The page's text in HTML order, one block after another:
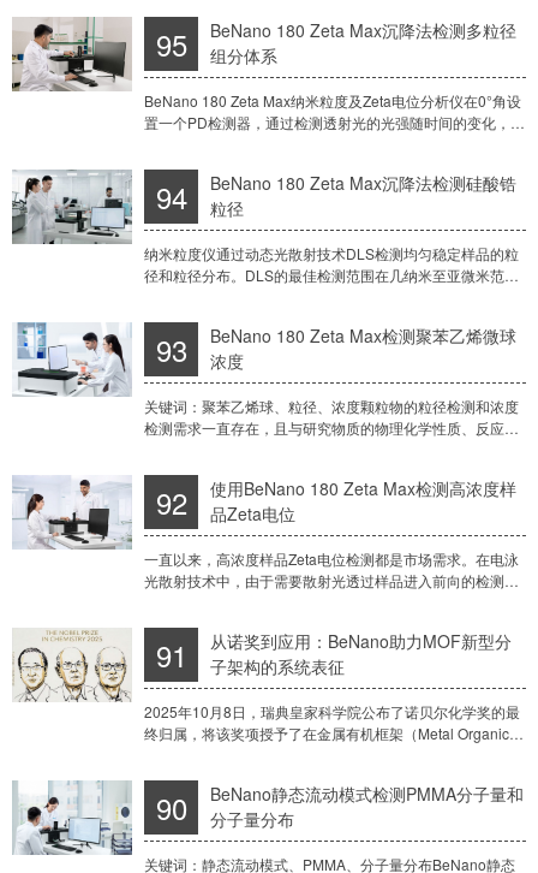
要。悬移质泥沙含沙量的测
95
BeNano 180 Zeta Max沉降法检测多粒径
组分体系
BeNano 180 Zeta Max纳米粒度及Zeta电位分析仪在0°角设
置一个PD检测器，通过检测透射光的光强随时间的变化，检
范围在几微米至几十
94
BeNano 180 Zeta Max沉降法检测硅酸锆
粒径
纳米粒度仪通过动态光散射技术DLS检测均匀稳定样品的粒
径和粒径分布。DLS的最佳检测范围在几纳米至亚微米范
具有一定的沉降行为，这对动态光散射的准确
93
BeNano 180 Zeta Max检测聚苯乙烯微球
浓度
关键词：聚苯乙烯球、粒径、浓度颗粒物的粒径检测和浓度
检测需求一直存在，且与研究物质的物理化学性质、反应动
药生产质控、医疗卫生系统的疾病诊断以及食品行
92
使用BeNano 180 Zeta Max检测高浓度样
品Zeta电位
一直以来，高浓度样品Zeta电位检测都是市场需求。在电泳
光散射技术中，由于需要散射光透过样品进入前向的检测器
极包括插入式电极（光程10mm）和
91
从诺奖到应用：BeNano助力MOF新型分
子架构的系统表征
2025年10月8日，瑞典皇家科学院公布了诺贝尔化学奖的最
终归属，将该奖项授予了在金属有机框架（Metal Organic
在药物递送体
90
BeNano静态流动模式检测PMMA分子量和
分子量分布
关键词：静态流动模式、PMMA、分子量分布BeNano静态